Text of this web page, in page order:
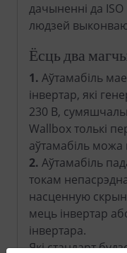
дачыненні да
людзей
Ёсць два
1. Аўтамабіль
інвертар, які
230 В,
Wallbox толькі
аўтамабіль можа
2. Аўтамабіль
токам
насценную
мець інвертар
інвертара.
Які стандарт